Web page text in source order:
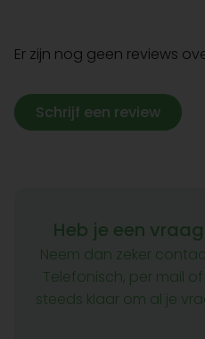
Er zijn nog geen reviews
Schrijf een review
Heb je een
Neem dan zeker
Telefonisch, per mail
steeds klaar om al je